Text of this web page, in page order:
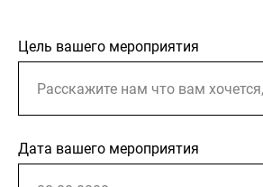
Цель вашего мероприятия
Дата вашего мероприятия